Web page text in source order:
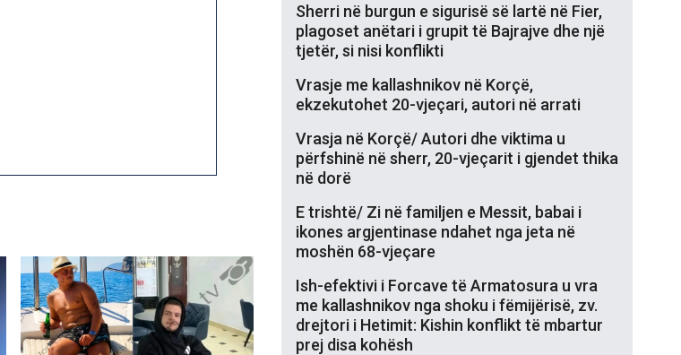
Sherri në burgun e sigurisë së lartë në Fier,
plagoset anëtari i grupit të Bajrajve dhe një
tjetër, si nisi konflikti
Vrasje me kallashnikov në Korçë,
ekzekutohet 20-vjeçari, autori në arrati
Vrasja në Korçë/ Autori dhe viktima u
përfshinë në sherr, 20-vjeçarit i gjendet thika
në dorë
E trishtë/ Zi në familjen e Messit, babai i
ikones argjentinase ndahet nga jeta në
moshën 68-vjeçare
Ish-efektivi i Forcave të Armatosura u vra
me kallashnikov nga shoku i fëmijërisë, zv.
drejtori i Hetimit: Kishin konflikt të mbartur
prej disa kohësh